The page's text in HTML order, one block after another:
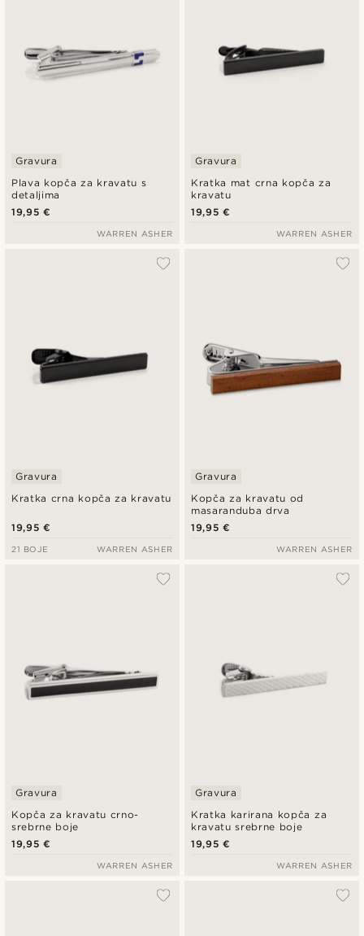
Plava kopča za kravatu s
detaljima
Gravura
19,95 €
WARREN ASHER
Kratka mat crna kopča za
kravatu
Gravura
19,95 €
WARREN ASHER
Kratka crna kopča za kravatu
Gravura
19,95 €
21 BOJE WARREN ASHER
Kopča za kravatu od
masaranduba drva
Gravura
19,95 €
WARREN ASHER
Kopča za kravatu crno-
srebrne boje
Gravura
19,95 €
WARREN ASHER
Kratka karirana kopča za
kravatu srebrne boje
Gravura
19,95 €
WARREN ASHER